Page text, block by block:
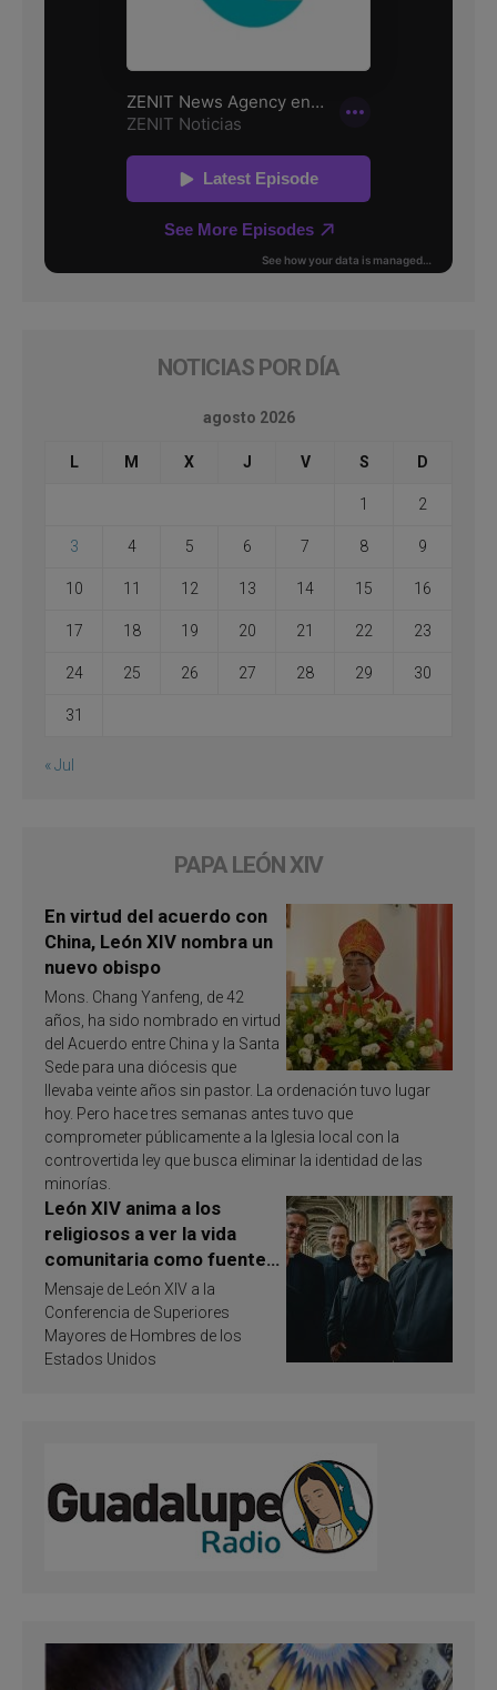
NOTICIAS POR DÍA
agosto 2026
L M X J V S D
1 2
3 4 5 6 7 8 9
10 11 12 13 14 15 16
17 18 19 20 21 22 23
24 25 26 27 28 29 30
31
« Jul
PAPA LEÓN XIV
En virtud del acuerdo con
China, León XIV nombra un
nuevo obispo
Mons. Chang Yanfeng, de 42
años, ha sido nombrado en virtud
del Acuerdo entre China y la Santa
Sede para una diócesis que
llevaba veinte años sin pastor. La ordenación tuvo lugar
hoy. Pero hace tres semanas antes tuvo que
comprometer públicamente a la Iglesia local con la
controvertida ley que busca eliminar la identidad de las
minorías.
León XIV anima a los
religiosos a ver la vida
comunitaria como fuente
de inspiración y
santificación
Mensaje de León XIV a la
Conferencia de Superiores
Mayores de Hombres de los
Estados Unidos